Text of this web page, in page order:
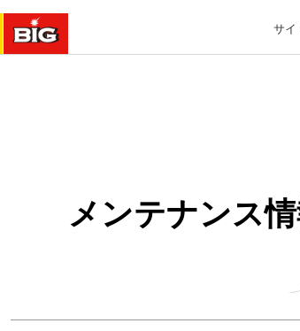
サイ
メンテナンス